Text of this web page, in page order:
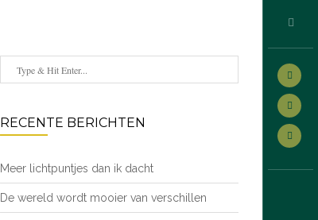
RECENTE BERICHTEN
Meer lichtpuntjes dan ik dacht
De wereld wordt mooier van verschillen